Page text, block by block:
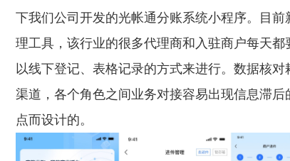
下我们公司开发的光帐通分账系统小程序。目
理工具，该行业的很多代理商和入驻商户每天
以线下登记、表格记录的方式来进行。数据核
渠道，各个角色之间业务对接容易出现信息滞
点而设计的。